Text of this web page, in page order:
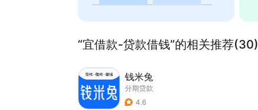
“宜借款-贷款借钱”的相关推荐(30)
钱米兔
分期贷款
4.6